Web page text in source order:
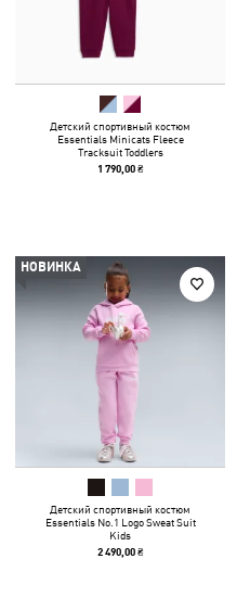
Детский спортивный костюм
Essentials Minicats Fleece
Tracksuit Toddlers
1 790,00 ₴
НОВИНКА
Детский спортивный костюм
Essentials No.1 Logo Sweat Suit
Kids
2 490,00 ₴